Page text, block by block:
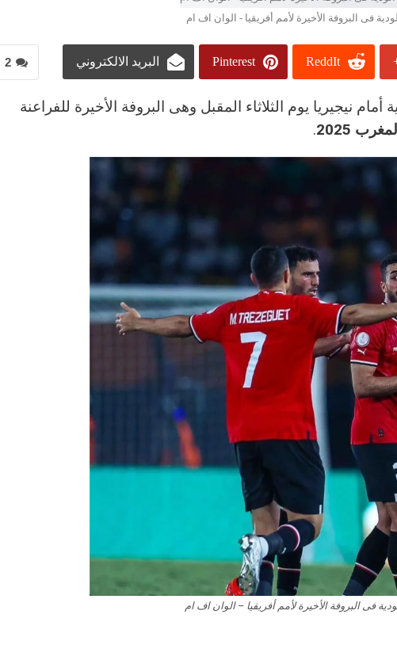
فى البروفة الأخيرة لأمم أفريقيا - الوان اف ام
2 ReddIt
Pinterest البريد الالكتروني
نيجيريا يوم الثلاثاء المقبل وهى البروفة الأخيرة للفراعنة
2025
.
فى البروفة الأخيرة لأمم أفريقيا – الوان اف ام